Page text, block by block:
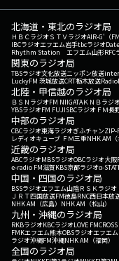
北海道・東北のラジオ局
ＨＢＣラジオＳＴＶラジオAIR-G'（
IBCラジオエフエム岩手tbcラジオ
Rhythm Station エフエム山形RFC
関東のラジオ局
TBSラジオ文化放送ニッポン放送
LuckyFM 茨城放送CRT栃木放送
北陸・甲信越のラジオ局
ＢＳＮラジオFM NIIGATAＫＮＢラジ
YBSラジオFM FUJISBCラジオ ＦＭ長
中部のラジオ局
CBCラジオ東海ラジオぎふチャンZIP-
レディオキューブ ＦＭ三重NHK AM（
近畿のラジオ局
ABCラジオMBSラジオOBCラジオ大阪
e-radio FM滋賀KBS京都ラジオα-
中国・四国のラジオ局
BSSラジオエフエム山陰ＲＳＫラジオ
ＪＲＴ四国放送FM徳島RNC西日本放
NHK AM（広島） NHK AM（松山）
九州・沖縄のラジオ局
RKBラジオKBCラジオLOVE FM
FMKエフエム熊本OBSラジオエフエ
ラジオ沖縄FM沖縄NHK AM（福岡）
全国のラジオ局